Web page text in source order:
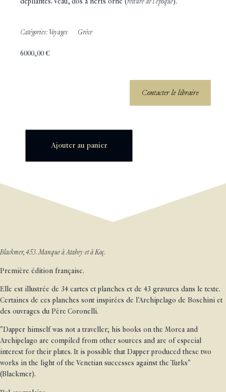
Catégories: Voyages Grèce
6000,00€
Contacter le libraire
Ajouter au panier
Blackmer, 453. Manque à Atabey et à Koç.
Première édition française.
Elle est illustrée de 34 cartes et planches et de 43 gravures dans le texte.
Certaines de ces planches sont inspirées de l'Archipelago de Boschini et
des ouvrages du Père Coronelli.
"Dapper himself was not a traveller; his books on the Morea and
Archipelago are compiled from other sources and are of especial
interest for their plates. It is possible that Dapper produced these two
works in the light of the Venetian successes against the Turks"
(Blackmer).